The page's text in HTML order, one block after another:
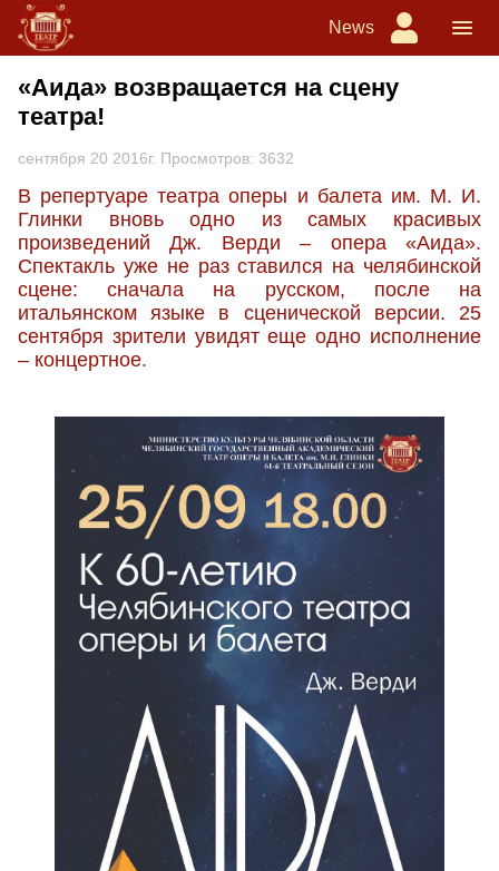
News
«Аида» возвращается на сцену
театра!
сентября 20 2016г. Просмотров: 3632
В репертуаре театра оперы и балета им. М. И.
Глинки вновь одно из самых красивых
произведений Дж. Верди – опера «Аида».
Спектакль уже не раз ставился на челябинской
сцене: сначала на русском, после на
итальянском языке в сценической версии. 25
сентября зрители увидят еще одно исполнение
– концертное.